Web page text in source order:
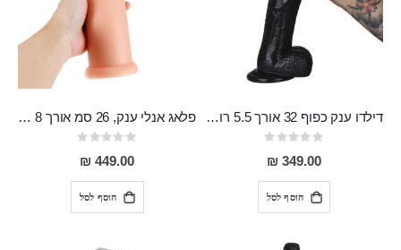
דילדו ענק כפוף 32 אורך 5.5 רוחב ALEX
Rating:
0%
349.00 ₪
הוסף לסל
פלאג אנלי ענק, 26 סמ אורך 8 רוחב ,שוקל 1 ק"ג, סופר חלק GREG
Rating:
0%
449.00 ₪
הוסף לסל